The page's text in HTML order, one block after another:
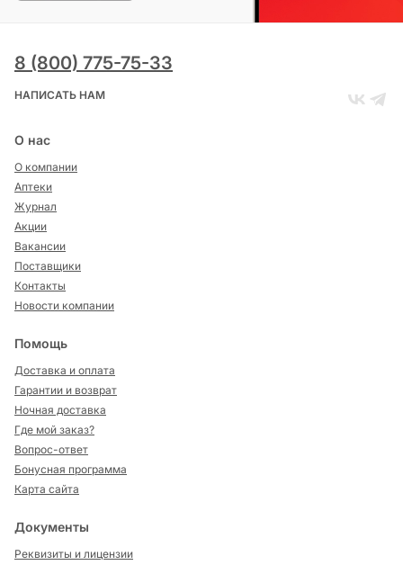
8 (800) 775-75-33
НАПИСАТЬ НАМ
О нас
О компании
Аптеки
Журнал
Акции
Вакансии
Поставщики
Контакты
Новости компании
Помощь
Доставка и оплата
Гарантии и возврат
Ночная доставка
Где мой заказ?
Вопрос-ответ
Бонусная программа
Карта сайта
Документы
Реквизиты и лицензии